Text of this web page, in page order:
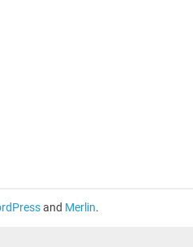
and Merlin.